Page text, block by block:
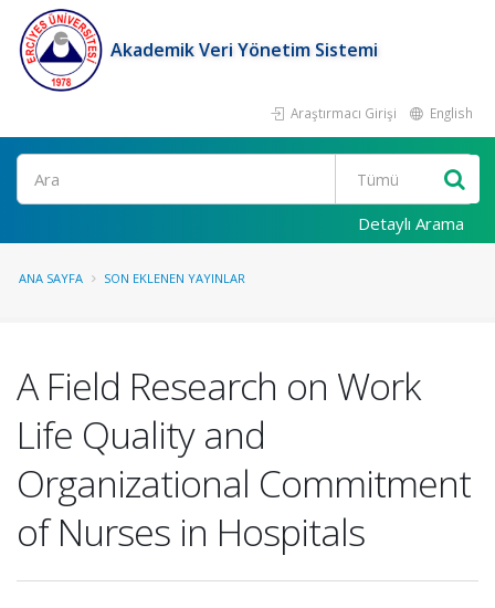
Akademik Veri Yönetim Sistemi
Araştırmacı Girişi English
Ara
Detaylı Arama
ANA SAYFA SON EKLENEN YAYINLAR
A Field Research on Work
Life Quality and
Organizational Commitment
of Nurses in Hospitals